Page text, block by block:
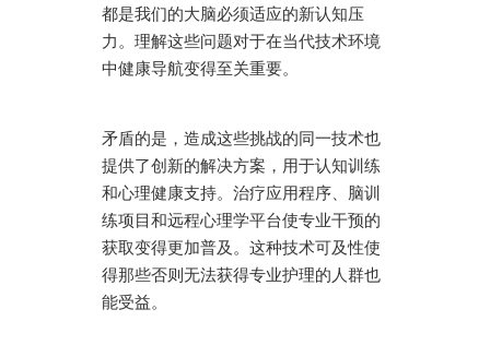
都是我们的大脑必须适应的新认知压
力。理解这些问题对于在当代技术环境
中健康导航变得至关重要。
矛盾的是，造成这些挑战的同一技术也
提供了创新的解决方案，用于认知训练
和心理健康支持。治疗应用程序、脑训
练项目和远程心理学平台使专业干预的
获取变得更加普及。这种技术可及性使
得那些否则无法获得专业护理的人群也
能受益。